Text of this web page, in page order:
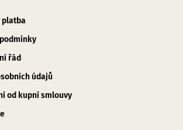
platba
řád
údajů
od kupní smlouvy